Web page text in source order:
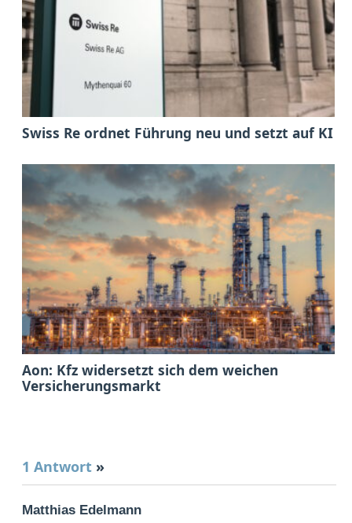
Swiss Re ordnet Führung neu und setzt auf KI
Aon: Kfz widersetzt sich dem weichen
Versicherungsmarkt
1 Antwort »
Matthias Edelmann